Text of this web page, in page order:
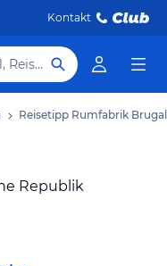
Kontakt
Hotel, Reiseziel
Reisetipp Rumfabrik Brugal
Republik